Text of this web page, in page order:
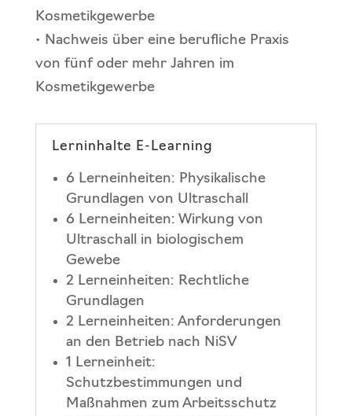
Kosmetikgewerbe
• Nachweis über eine berufliche Praxis
von fünf oder mehr Jahren im
Kosmetikgewerbe
Lerninhalte E-Learning
6 Lerneinheiten: Physikalische
Grundlagen von Ultraschall
6 Lerneinheiten: Wirkung von
Ultraschall in biologischem
Gewebe
2 Lerneinheiten: Rechtliche
Grundlagen
2 Lerneinheiten: Anforderungen
an den Betrieb nach NiSV
1 Lerneinheit:
Schutzbestimmungen und
Maßnahmen zum Arbeitsschutz